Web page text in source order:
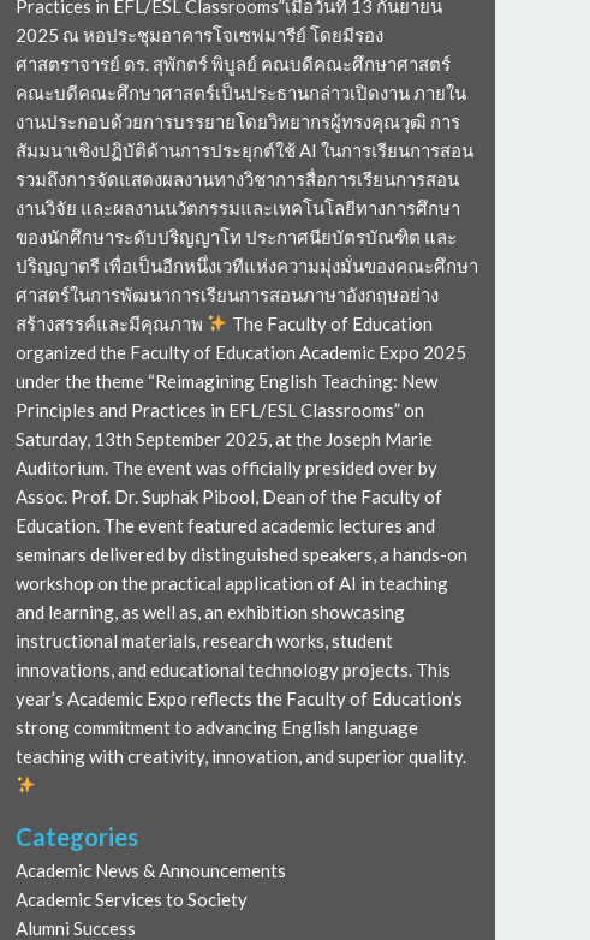
Practices in EFL/ESL Classrooms”เมื่อวันที่ 13 กันยายน
2025 ณ หอประชุมอาคารโจเซฟมารีย์ โดยมีรอง
ศาสตราจารย์ ดร. สุพักตร์ พิบูลย์ คณบดีคณะศึกษาศาสตร์
คณะบดีคณะศึกษาศาสตร์เป็นประธานกล่าวเปิดงาน ภายใน
งานประกอบด้วยการบรรยายโดยวิทยากรผู้ทรงคุณวุฒิ การ
สัมมนาเชิงปฏิบัติด้านการประยุกต์ใช้ AI ในการเรียนการสอน
รวมถึงการจัดแสดงผลงานทางวิชาการสื่อการเรียนการสอน
งานวิจัย และผลงานนวัตกรรมและเทคโนโลยีทางการศึกษา
ของนักศึกษาระดับปริญญาโท ประกาศนียบัตรบัณฑิต และ
ปริญญาตรี เพื่อเป็นอีกหนึ่งเวทีแห่งความมุ่งมั่นของคณะศึกษา
ศาสตร์ในการพัฒนาการเรียนการสอนภาษาอังกฤษอย่าง
สร้างสรรค์และมีคุณภาพ
The Faculty of Education
organized the Faculty of Education Academic Expo 2025
under the theme “Reimagining English Teaching: New
Principles and Practices in EFL/ESL Classrooms” on
Saturday, 13th September 2025, at the Joseph Marie
Auditorium. The event was officially presided over by
Assoc. Prof. Dr. Suphak Pibool, Dean of the Faculty of
Education. The event featured academic lectures and
seminars delivered by distinguished speakers, a hands-on
workshop on the practical application of AI in teaching
and learning, as well as, an exhibition showcasing
instructional materials, research works, student
innovations, and educational technology projects. This
year’s Academic Expo reflects the Faculty of Education’s
strong commitment to advancing English language
teaching with creativity, innovation, and superior quality.
Categories
Academic News & Announcements
Academic Services to Society
Alumni Success